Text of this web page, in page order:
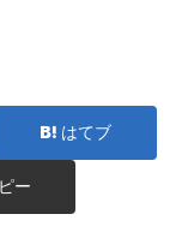
はてブ
ー